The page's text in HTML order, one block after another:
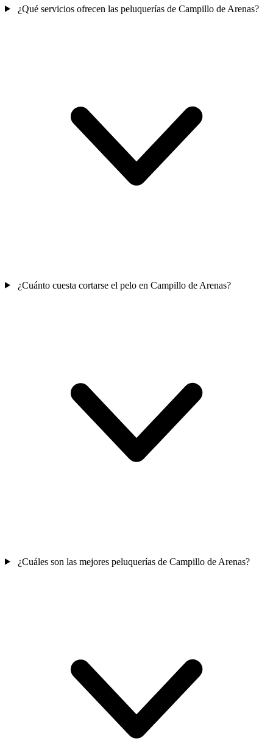
¿Qué servicios ofrecen las peluquerías de Campillo de Arenas?
¿Cuánto cuesta cortarse el pelo en Campillo de Arenas?
¿Cuáles son las mejores peluquerías de Campillo de Arenas?